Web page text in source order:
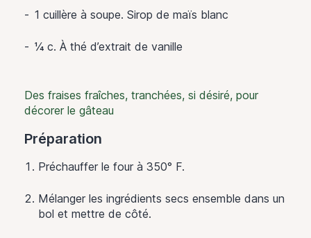
1 cuillère à soupe. Sirop de maïs blanc
¼ c. À thé d’extrait de vanille
Des fraises fraîches, tranchées, si désiré, pour
décorer le gâteau
Préparation
Préchauffer le four à 350° F.
Mélanger les ingrédients secs ensemble dans un
bol et mettre de côté.